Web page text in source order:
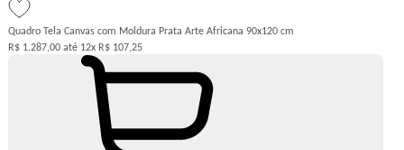
Quadro Tela Canvas com Moldura Prata Arte Africana 90x120 cm
R$ 1.287,00
12x R$ 107,25